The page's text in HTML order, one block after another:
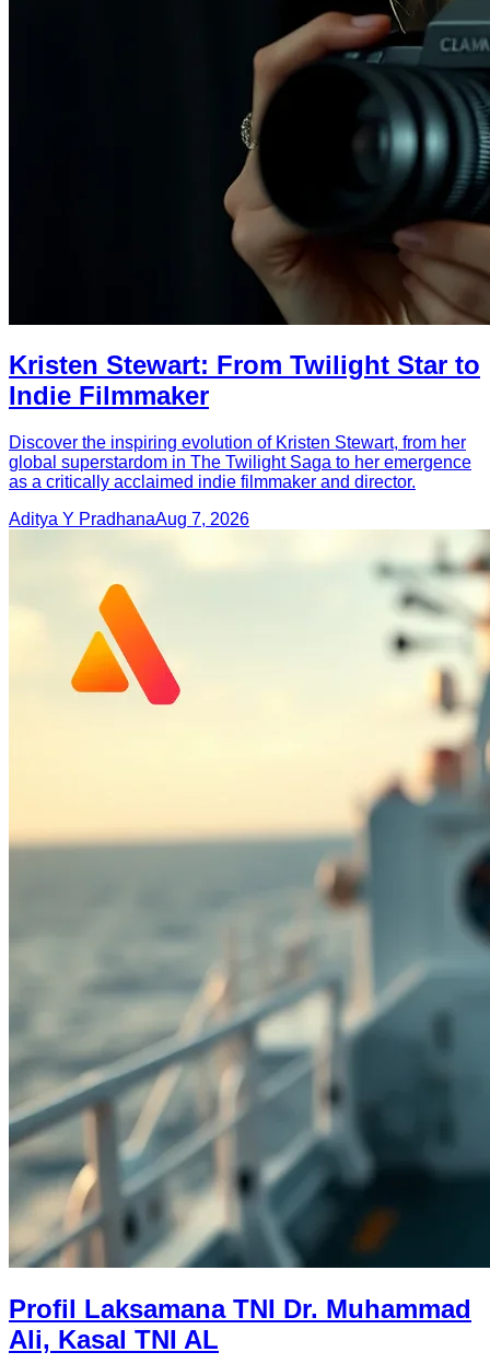
Kristen Stewart: From Twilight Star to
Indie Filmmaker
Discover the inspiring evolution of Kristen Stewart, from her
global superstardom in The Twilight Saga to her emergence
as a critically acclaimed indie filmmaker and director.
Aditya Y PradhanaAug 7, 2026
Profil Laksamana TNI Dr. Muhammad
Ali, Kasal TNI AL